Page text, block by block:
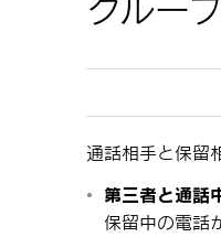
通話相手と保留
第三者と通話
保留中の電話